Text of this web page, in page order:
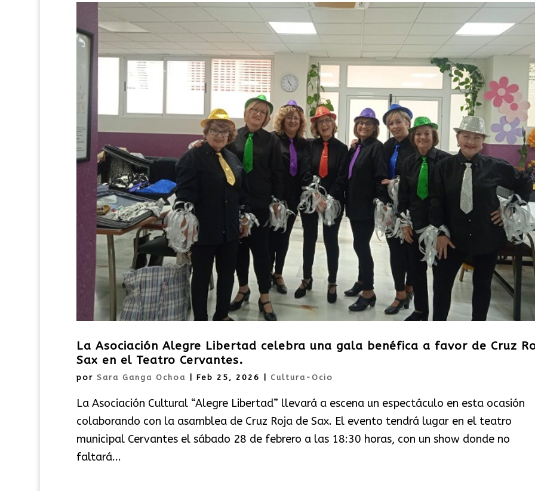
La Asociación Alegre Libertad celebra una gala benéfica a favor de Cruz
Sax en el Teatro Cervantes.
por Sara Ganga Ochoa Feb 25, 2026 Cultura-Ocio
La Asociación Cultural “Alegre Libertad” llevará a escena un espectáculo en esta ocasión
colaborando con la asamblea de Cruz Roja de Sax. El evento tendrá lugar en el teatro
municipal Cervantes el sábado 28 de febrero a las 18:30 horas, con un show donde no
faltará...